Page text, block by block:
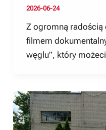
2026-06-24
Z ogromną radością
filmem
węglu”, który